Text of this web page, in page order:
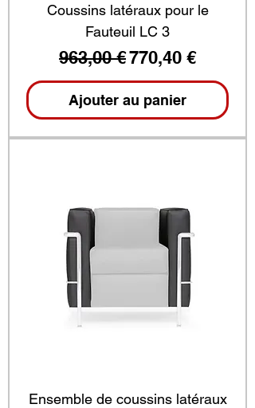
Coussins latéraux pour le
Fauteuil LC 3
Prix original
963,00 €Prix
770,40 €
Ajouter au panier
Ensemble de coussins latéraux